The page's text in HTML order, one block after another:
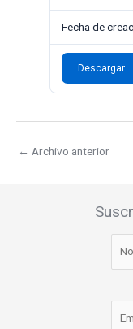
Fecha de
Descargar
← Archivo anterior